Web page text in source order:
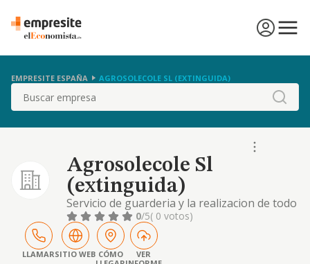
EMPRESITE ESPAÑA AGROSOLECOLE SL (EXTINGUIDA)
Buscar
Agrosolecole Sl
(extinguida)
Servicio de guarderia y la realizacion de todo
tipo de trabajos, tareas y actividades
dirigidas a la poblacion infantil
0/5( 0 votos)
LLAMARSITIO WEB CÓMO
VER